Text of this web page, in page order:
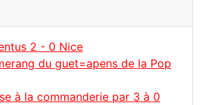
2 - 0 Nice
du guet=apens de la Pop
à la commanderie par 3 à 0